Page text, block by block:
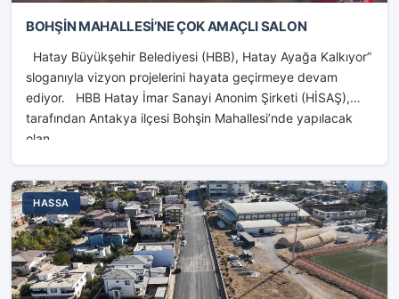
BOHŞİN MAHALLESİ’NE ÇOK AMAÇLI SALON
Hatay Büyükşehir Belediyesi (HBB), Hatay Ayağa Kalkıyor”
sloganıyla vizyon projelerini hayata geçirmeye devam
ediyor. HBB Hatay İmar Sanayi Anonim Şirketi (HİSAŞ),
tarafından Antakya ilçesi Bohşin Mahallesi’nde yapılacak
olan...
HASSA